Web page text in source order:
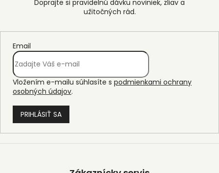
Email
Vložením e-mailu súhlasíte s podmienkami ochrany
osobných údajov.
PRIHLÁSIŤ SA
Z